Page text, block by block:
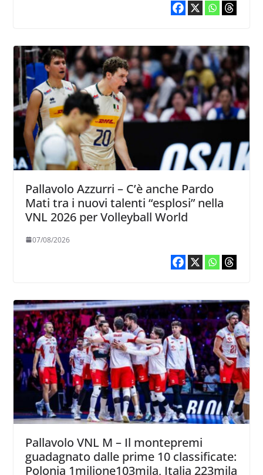
Pallavolo Azzurri – C’è anche Pardo
Mati tra i nuovi talenti “esplosi” nella
VNL 2026 per Volleyball World
07/08/2026
Pallavolo VNL M – Il montepremi
guadagnato dalle prime 10 classificate:
Polonia 1milione103mila, Italia 223mila